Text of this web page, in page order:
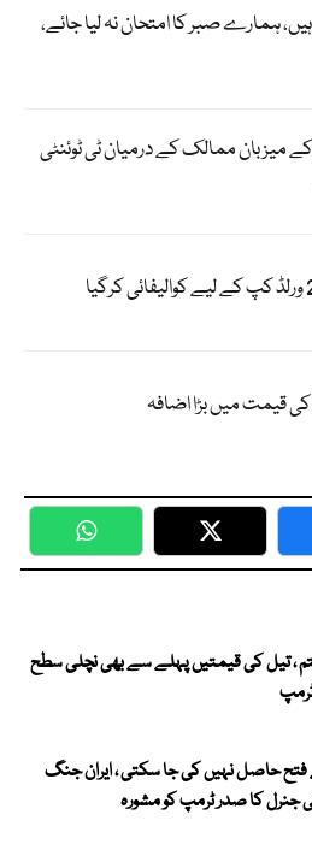
ہمارے صبر کا امتحان نہ لیا جائے،
ورلڈ کپ 2027 کے میزبان ممالک کے درمیان ٹی ٹوئنٹی
WhatsApp Twitter
، تیل کی قیمتیں پہلے سے بھی نچلی سطح
حاصل نہیں کی جا سکتی ، ایران جنگ
جنرل کا صدر ٹرمپ کو مشورہ